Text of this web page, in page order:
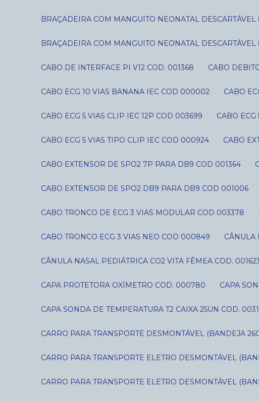
BRAÇADEIRA COM MANGUITO NEONATAL
BRAÇADEIRA COM MANGUITO NEONATAL
CABO DE INTERFACE PI V12 COD. 001368 CABO
CABO ECG 10 VIAS BANANA IEC COD 000002 CABO
CABO ECG 5 VIAS CLIP IEC 12P COD 003699 CABO
CABO ECG 5 VIAS TIPO CLIP IEC COD 000924 CABO
CABO EXTENSOR DE SPO2 7P PARA DB9 COD 001364
CABO EXTENSOR DE SPO2 DB9 PARA DB9 COD 001006
CABO TRONCO DE ECG 3 VIAS MODULAR COD 003378
CABO TRONCO ECG 3 VIAS NEO COD 000849
CÂNULA NASAL PEDIÁTRICA CO2 VITA FÊMEA COD.
CAPA PROTETORA OXÍMETRO COD. 000780 CAPA
CAPA SONDA DE TEMPERATURA T2 CAIXA 25UN COD.
CARRO PARA TRANSPORTE DESMONTÁVEL (BANDEJA
CARRO PARA TRANSPORTE ELETRO DESMONTÁVEL
CARRO PARA TRANSPORTE ELETRO DESMONTÁVEL